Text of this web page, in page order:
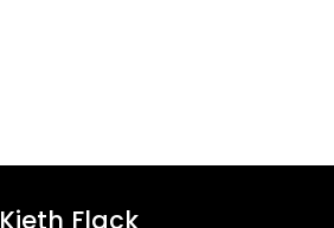
Kieth Flack